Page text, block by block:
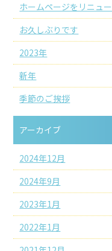
ホームページをリニュ
お久しぶりです
2023年
新年
季節のご挨拶
アーカイブ
2024年12月
2024年9月
2023年1月
2022年1月